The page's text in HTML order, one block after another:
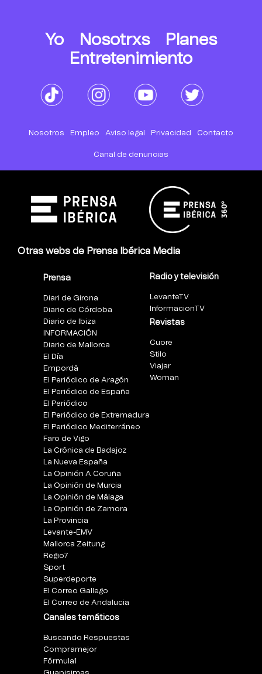
Yo Nosotrxs
Planes
Entretenimiento
Nosotros Empleo Aviso legal Privacidad Contacto
Canal de denuncias
Otras webs de Prensa Ibérica Media
Prensa
Diari de Girona
Diario de Córdoba
Diario de Ibiza
INFORMACIÓN
Diario de Mallorca
El Día
Empordà
El Periódico de Aragón
El Periódico de España
El Periódico
El Periódico de Extremadura
El Periódico Mediterráneo
Faro de Vigo
La Crónica de Badajoz
La Nueva España
La Opinión A Coruña
La Opinión de Murcia
La Opinión de Málaga
La Opinión de Zamora
La Provincia
Levante-EMV
Mallorca Zeitung
Regio7
Sport
Superdeporte
El Correo Gallego
El Correo de Andalucia
Canales temáticos
Buscando Respuestas
Compramejor
Fórmula1
Radio y televisión
LevanteTV
InformacionTV
Revistas
Cuore
Stilo
Viajar
Woman